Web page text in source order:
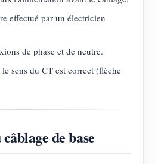
effectué par un électricien
de phase et de neutre.
sens du CT est correct (flèche
de base